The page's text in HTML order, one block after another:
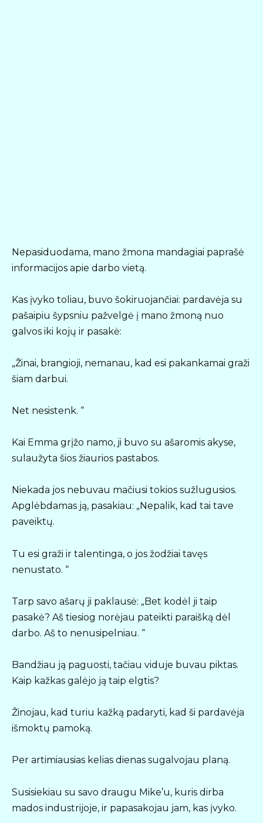
Nepasiduodama, mano žmona mandagiai paprašė
informacijos apie darbo vietą.
Kas įvyko toliau, buvo šokiruojančiai: pardavėja su
pašaipiu šypsniu pažvelgė į mano žmoną nuo
galvos iki kojų ir pasakė:
„Žinai, brangioji, nemanau, kad esi pakankamai graži
šiam darbui.
Net nesistenk. “
Kai Emma grįžo namo, ji buvo su ašaromis akyse,
sulaužyta šios žiaurios pastabos.
Niekada jos nebuvau mačiusi tokios sužlugusios.
Apglėbdamas ją, pasakiau: „Nepalik, kad tai tave
paveiktų.
Tu esi graži ir talentinga, o jos žodžiai tavęs
nenustato. “
Tarp savo ašarų ji paklausė: „Bet kodėl ji taip
pasakė? Aš tiesiog norėjau pateikti paraišką dėl
darbo. Aš to nenusipelniau. “
Bandžiau ją paguosti, tačiau viduje buvau piktas.
Kaip kažkas galėjo ją taip elgtis?
Žinojau, kad turiu kažką padaryti, kad ši pardavėja
išmoktų pamoką.
Per artimiausias kelias dienas sugalvojau planą.
Susisiekiau su savo draugu Mike’u, kuris dirba
mados industrijoje, ir papasakojau jam, kas įvyko.